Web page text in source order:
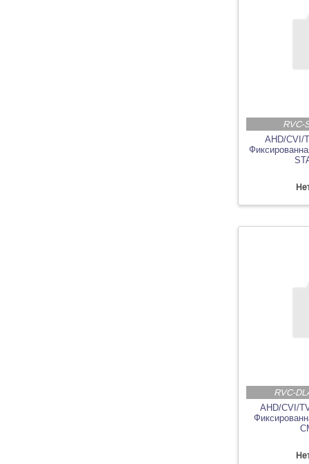
RVC-
AHD/CVI/
RVC-
AHD/CVI/